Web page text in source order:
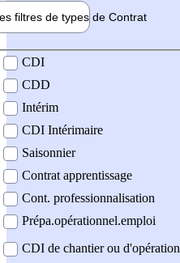
filtres de types de Contrat
contrat
CDI
CDD
Intérim
CDI Intérimaire
Saisonnier
Contrat apprentissage
Cont. professionnalisation
Prépa.opérationnel.emploi
CDI de chantier ou d'opération